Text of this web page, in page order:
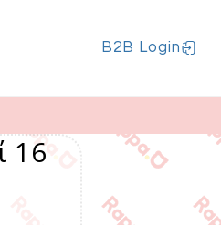
B2B Login
16